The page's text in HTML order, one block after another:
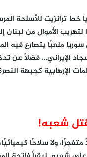
خط ترانزيت للأسلحة
لتهريب الأموال من لبنان
ملعبًا يتصارع فيه
الإيراني… فضلًا عن
الإرهابية كجبهة
شعبه!
متفجرًا، ولا سلاحًا